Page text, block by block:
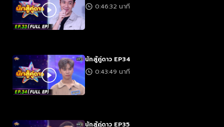
0:46:32 นาที
นักสู้คู่ดาว EP34
0:43:49 นาที
นักสู้คู่ดาว EP35